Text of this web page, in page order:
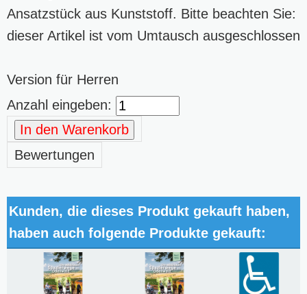
Ansatzstück aus Kunststoff. Bitte beachten Sie:
dieser Artikel ist vom Umtausch ausgeschlossen
Version für Herren
Anzahl eingeben:
In den Warenkorb
Bewertungen
Kunden, die dieses Produkt gekauft haben,
haben auch folgende Produkte gekauft: